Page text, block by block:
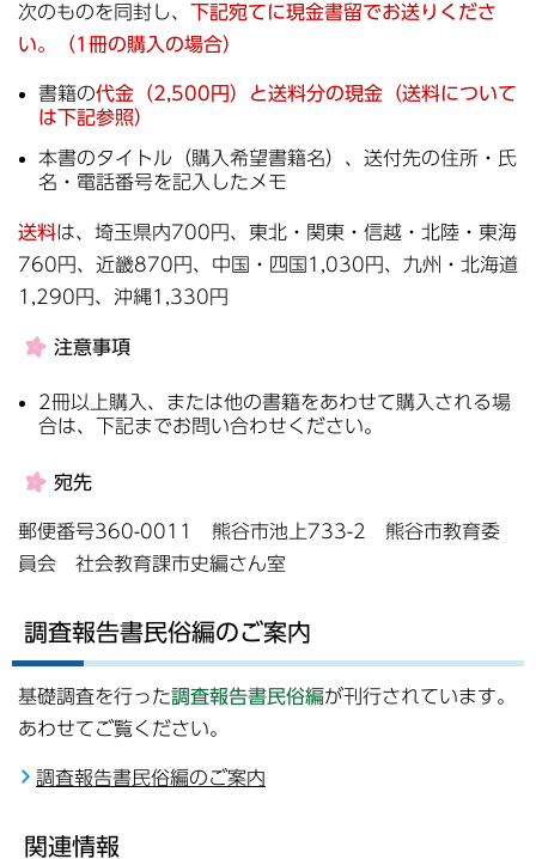
次のものを同封し、 下記宛てに現金書留でお送りくださ
い。（1冊の購入の場合）
書籍の代金（2,500円）と送料分の現金（送料について
は下記参照）
本書のタイトル（購入希望書籍名）、送付先の住所・氏
名・電話番号を記入したメモ
送料は、埼玉県内700円、東北・関東・信越・北陸・東海
760円、近畿870円、中国・四国1,030円、九州・北海道
1,290円、沖縄1,330円
注意事項
2冊以上購入、または他の書籍をあわせて購入される場
合は、下記までお問い合わせください。
宛先
郵便番号360-0011 熊谷市池上733-2 熊谷市教育委
員会 社会教育課市史編さん室
調査報告書民俗編のご案内
基礎調査を行った調査報告書民俗編が刊行されています。
あわせてご覧ください。
調査報告書民俗編のご案内
関連情報